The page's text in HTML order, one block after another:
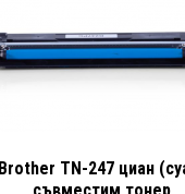
Brother TN-247 циан